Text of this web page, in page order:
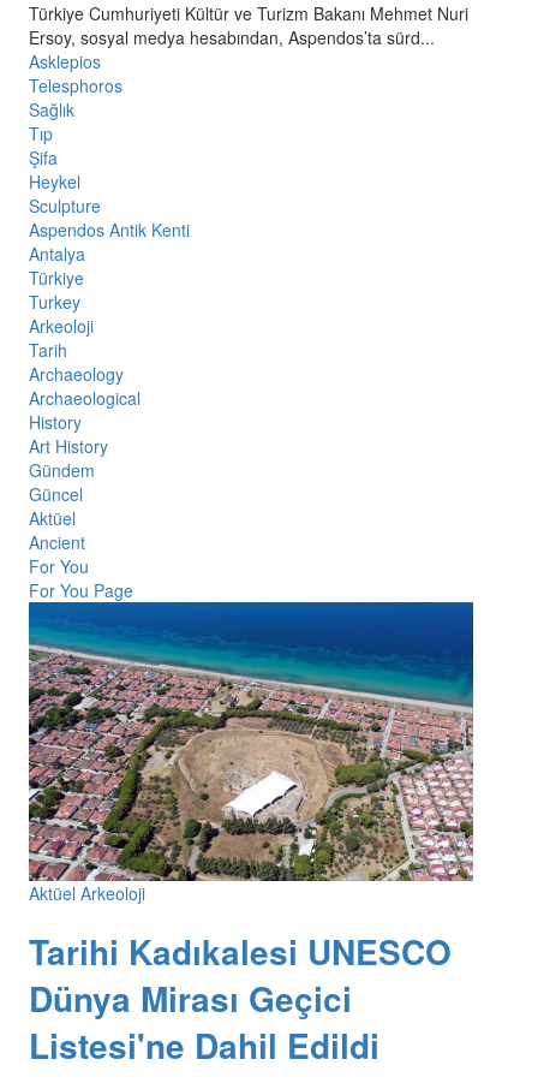
Türkiye Cumhuriyeti Kültür ve Turizm Bakanı Mehmet Nuri
Ersoy, sosyal medya hesabından, Aspendos’ta sürd...
Asklepios
Telesphoros
Sağlık
Tıp
Şifa
Heykel
Sculpture
Aspendos Antik Kenti
Antalya
Türkiye
Turkey
Arkeoloji
Tarih
Archaeology
Archaeological
History
Art History
Gündem
Güncel
Aktüel
Ancient
For You
For You Page
Aktüel Arkeoloji
Tarihi Kadıkalesi UNESCO
Dünya Mirası Geçici
Listesi'ne Dahil Edildi